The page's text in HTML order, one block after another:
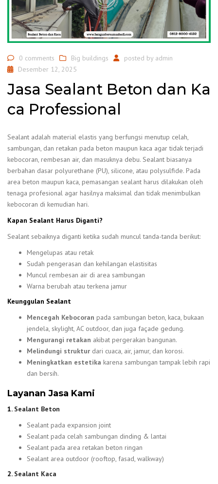
0 comments Big buildings posted by admin
Desember 12, 2025
Jasa Sealant Beton dan Ka
ca Professional
Sealant adalah material elastis yang berfungsi menutup celah,
sambungan, dan retakan pada beton maupun kaca agar tidak terjadi
kebocoran, rembesan air, dan masuknya debu. Sealant biasanya
berbahan dasar polyurethane (PU), silicone, atau polysulfide. Pada
area beton maupun kaca, pemasangan sealant harus dilakukan oleh
tenaga profesional agar hasilnya maksimal dan tidak menimbulkan
kebocoran di kemudian hari.
Kapan Sealant Harus Diganti?
Sealant sebaiknya diganti ketika sudah muncul tanda-tanda berikut:
Mengelupas atau retak
Sudah pengerasan dan kehilangan elastisitas
Muncul rembesan air di area sambungan
Warna berubah atau terkena jamur
Keunggulan Sealant
Mencegah Kebocoran pada sambungan beton, kaca, bukaan
jendela, skylight, AC outdoor, dan juga façade gedung.
Mengurangi retakan akibat pergerakan bangunan.
Melindungi struktur dari cuaca, air, jamur, dan korosi.
Meningkatkan estetika karena sambungan tampak lebih rapi
dan bersih.
Layanan Jasa Kami
1. Sealant Beton
Sealant pada expansion joint
Sealant pada celah sambungan dinding & lantai
Sealant pada area retakan beton ringan
Sealant area outdoor (rooftop, fasad, walkway)
2.Sealant Kaca